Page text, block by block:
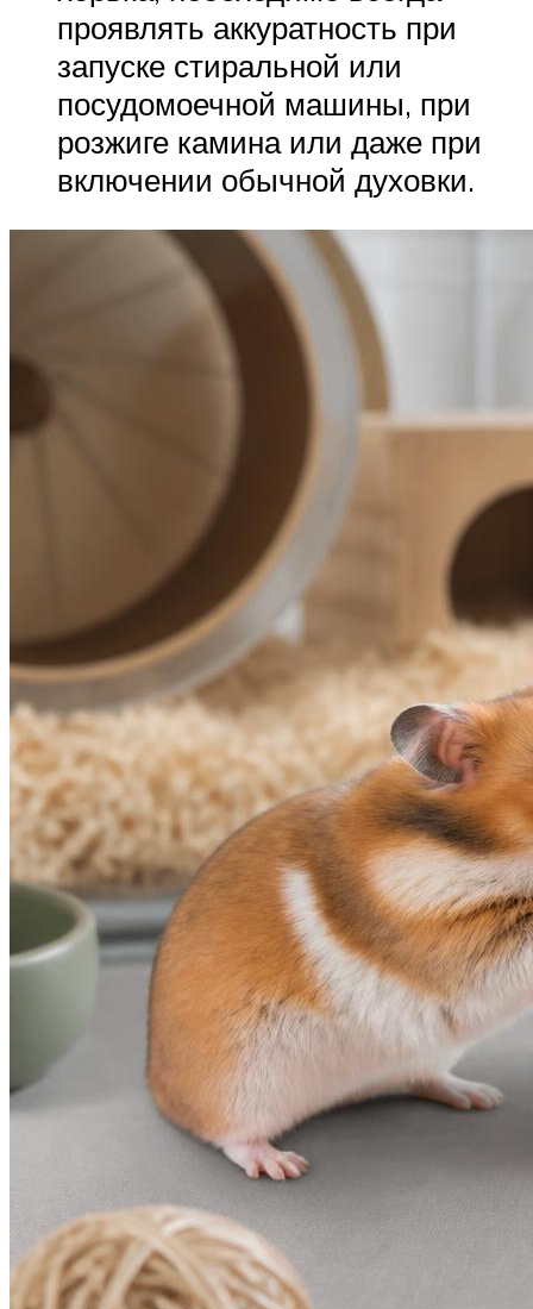
проявлять аккуратность при
запуске стиральной или
посудомоечной машины, при
розжиге камина или даже при
включении обычной духовки.